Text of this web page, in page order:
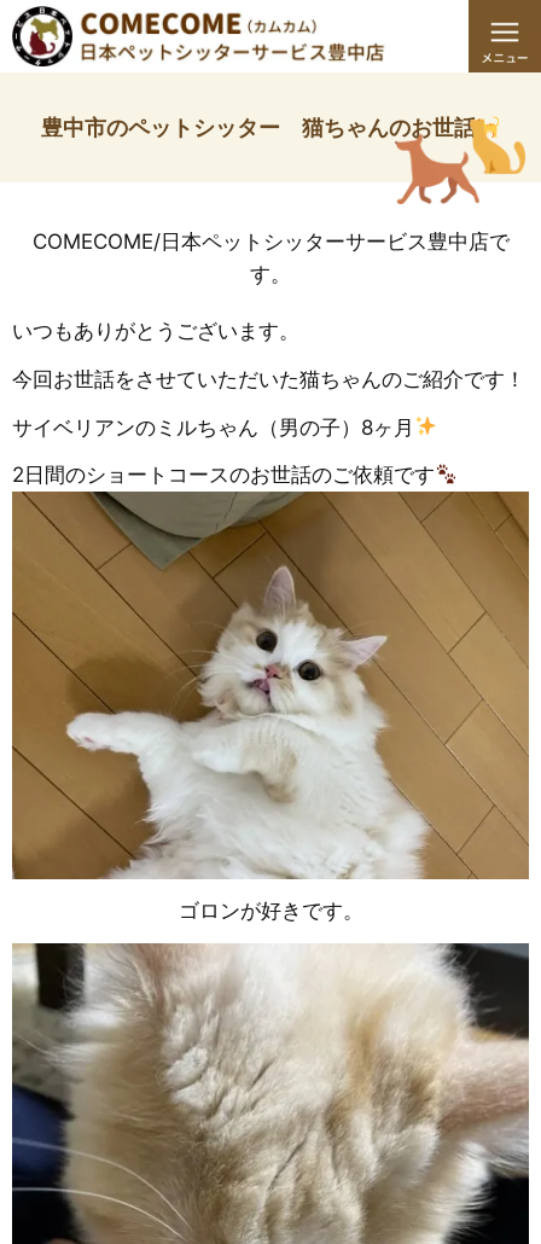
豊中市のペットシッター 猫ちゃんのお世話
COMECOME/日本ペットシッターサービス豊中店で
す。
いつもありがとうございます。
今回お世話をさせていただいた猫ちゃんのご紹介です！
サイベリアンのミルちゃん（男の子）8ヶ月
2日間のショートコースのお世話のご依頼です
ゴロンが好きです。